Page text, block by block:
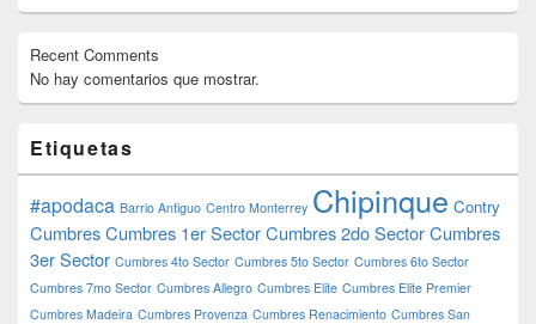
Recent Comments
No hay comentarios que mostrar.
Etiquetas
#apodaca Barrio Antiguo Centro Monterrey Chipinque Contry
CumbresCumbres 1er SectorCumbres 2do SectorCumbres
3er Sector Cumbres 4to Sector Cumbres 5to Sector Cumbres 6to Sector
Cumbres 7mo Sector Cumbres Allegro Cumbres Elite Cumbres Elite Premier
Cumbres Madeira Cumbres Provenza Cumbres Renacimiento Cumbres San